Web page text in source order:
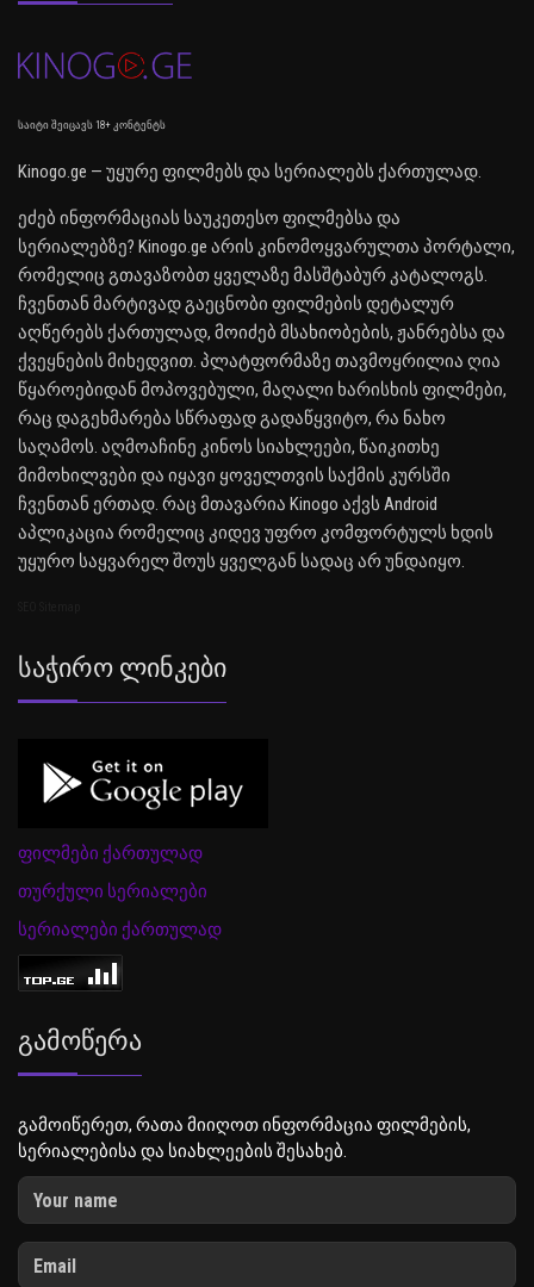
საიტი შეიცავს 18+ კონტენტს
Kinogo.ge — უყურე ფილმებს და სერიალებს ქართულად.
ეძებ ინფორმაციას საუკეთესო ფილმებსა და
სერიალებზე? Kinogo.ge არის კინომოყვარულთა პორტალი,
რომელიც გთავაზობთ ყველაზე მასშტაბურ კატალოგს.
ჩვენთან მარტივად გაეცნობი ფილმების დეტალურ
აღწერებს ქართულად, მოიძებ მსახიობების, ჟანრებსა და
ქვეყნების მიხედვით. პლატფორმაზე თავმოყრილია ღია
წყაროებიდან მოპოვებული, მაღალი ხარისხის ფილმები,
რაც დაგეხმარება სწრაფად გადაწყვიტო, რა ნახო
საღამოს. აღმოაჩინე კინოს სიახლეები, წაიკითხე
მიმოხილვები და იყავი ყოველთვის საქმის კურსში
ჩვენთან ერთად. რაც მთავარია Kinogo აქვს Android
აპლიკაცია რომელიც კიდევ უფრო კომფორტულს ხდის
უყურო საყვარელ შოუს ყველგან სადაც არ უნდაიყო.
Საჭირო Ლინკები
ფილმები ქართულად
თურქული სერიალები
სერიალები ქართულად
Გამოწერა
გამოიწერეთ, რათა მიიღოთ ინფორმაცია ფილმების,
სერიალებისა და სიახლეების შესახებ.